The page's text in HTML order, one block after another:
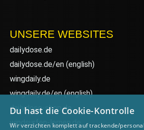
UNSERE WEBSITES
dailydose.de
dailydose.de/en (english)
wingdaily.de
wingdaily.de/en(english)
dailydose-shop.de
windsurfen-lernen.de
Du hast die Cookie-Kontrolle
Wir verzichten komplett auf trackende/